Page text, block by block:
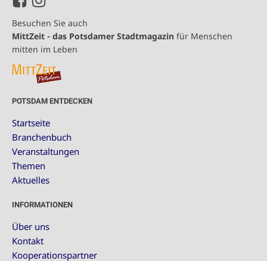
Besuchen Sie auch
MittZeit - das Potsdamer Stadtmagazin für Menschen
mitten im Leben
POTSDAM ENTDECKEN
Startseite
Branchenbuch
Veranstaltungen
Themen
Aktuelles
INFORMATIONEN
Über uns
Kontakt
Kooperationspartner